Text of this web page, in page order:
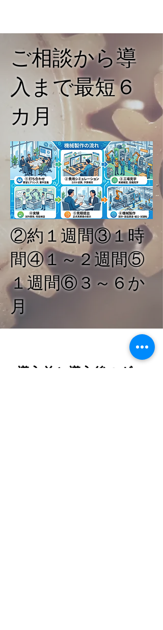
ご相談から導
入まで最短６
カ月
​②約１週間③１時
間④１～２週間⑤
１週間⑥３～６か
月
導入前と導入後のギャ